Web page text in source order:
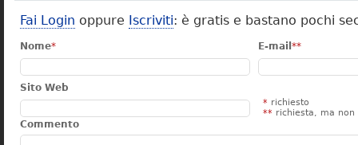
Fai Login oppure Iscriviti: è gratis e bastano pochi
Nome* E-mail **
Sito Web
* richiesto
** richiesta, ma non
Commento